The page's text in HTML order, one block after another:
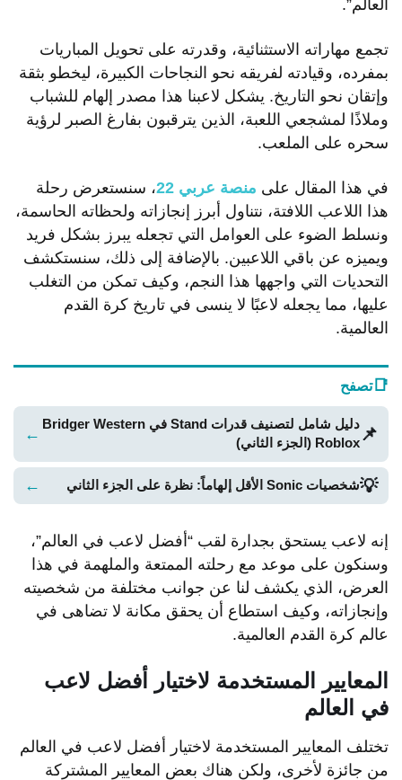
العالم”.
تجمع مهاراته الاستثنائية، وقدرته على تحويل المباريات
بمفرده، وقيادته لفريقه نحو النجاحات الكبيرة، ليخطو بثقة
وإتقان نحو التاريخ. يشكل لاعبنا هذا مصدر إلهام للشباب
وملاذًا لمشجعي اللعبة، الذين يترقبون بفارغ الصبر لرؤية
سحره على الملعب.
في هذا المقال على منصة عربي 22
، سنستعرض رحلة
هذا اللاعب اللافتة، نتناول أبرز إنجازاته ولحظاته الحاسمة،
ونسلط الضوء على العوامل التي تجعله يبرز بشكل فريد
ويميزه عن باقي اللاعبين. بالإضافة إلى ذلك، سنستكشف
التحديات التي واجهها هذا النجم، وكيف تمكن من التغلب
عليها، مما يجعله لاعبًا لا ينسى في تاريخ كرة القدم
العالمية.
📑تصفح
📌
دليل شامل لتصنيف قدرات Stand في Bridger Western
Roblox (الجزء الثاني)
←
💡شخصيات Sonic الأقل إلهاماً: نظرة على الجزء الثاني ←
إنه لاعب يستحق بجدارة لقب “أفضل لاعب في العالم”،
وسنكون على موعد مع رحلته الممتعة والملهمة في هذا
العرض، الذي يكشف لنا عن جوانب مختلفة من شخصيته
وإنجازاته، وكيف استطاع أن يحقق مكانة لا تضاهى في
عالم كرة القدم العالمية.
المعايير المستخدمة لاختيار أفضل لاعب
في العالم
تختلف المعايير المستخدمة لاختيار أفضل لاعب في العالم
من جائزة لأخرى، ولكن هناك بعض المعايير المشتركة